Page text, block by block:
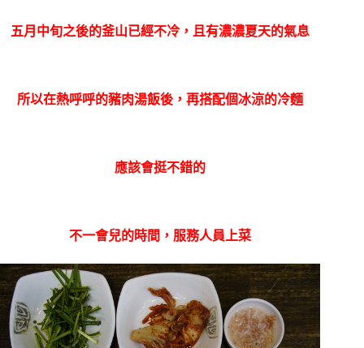
五月中旬之後的釜山已經不冷，且有濃濃夏天的氣息
所以在熱呼呼的豬肉湯飯後，再搭配個冰涼的冷麵
應該會挺不錯的
不一會兒的時間，服務人員上菜